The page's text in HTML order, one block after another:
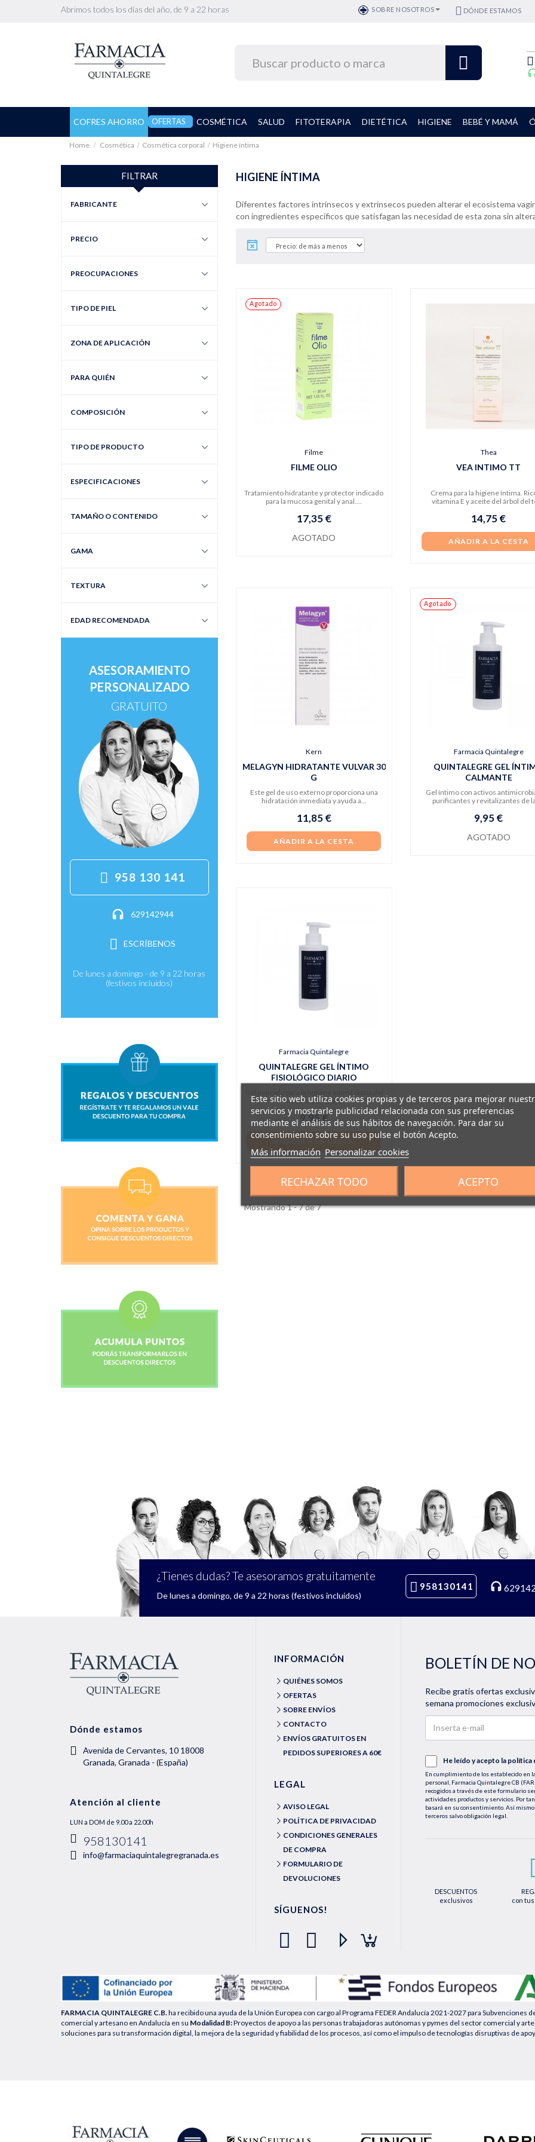
Abrimos todos los días del año, de 9 a 22 horas SOBRE NOSOTROS DÓNDE ESTAMOS
COFRES AHORRO OFERTAS COSMÉTICA SALUD FITOTERAPIA DIETÉTICA HIGIENE BEBÉ Y MAMÁ
Home Cosmética Cosmética corporal Higiene íntima
FILTRAR
FABRICANTE
PRECIO
PREOCUPACIONES
TIPO DE PIEL
ZONA DE APLICACIÓN
PARA QUIÉN
COMPOSICIÓN
TIPO DE PRODUCTO
ESPECIFICACIONES
TAMAÑO O CONTENIDO
GAMA
TEXTURA
EDAD RECOMENDADA
ASESORAMIENTO
PERSONALIZADO
GRATUITO
958 130 141
629142944
ESCRÍBENOS
De lunes a domingo - de 9 a 22 horas
(festivos incluidos)
HIGIENE ÍNTIMA
Diferentes factores intrínsecos y extrínsecos pueden alterar el ecosistema
con ingredientes específicos que satisfagan las necesidad de esta zona sin
Agotado
Filme
FILME OLIO
Tratamiento hidratante y protector indicado
para la mucosa genital y anal....
17,35 €
AGOTADO
Thea
VEA INTIMO TT
Crema para la higiene íntima.
vitamina E y aceite del árbol del
14,75 €
AÑADIR A LA CESTA
Kern
MELAGYN HIDRATANTE VULVAR 30
G
Este gel de uso externo proporciona una
hidratación inmediata y ayuda a...
11,85 €
AÑADIR A LA CESTA
Agotado
Farmacia Quintalegre
QUINTALEGRE GEL
CALMANTE
Gel íntimo con activos
purificantes y revitalizantes de
9,95 €
AGOTADO
Farmacia Quintalegre
QUINTALEGRE GEL ÍNTIMO
FISIOLÓGICO DIARIO
hombre y la mujer.
9,95 €
Mostrando 1 - 7 de 7
¿Tienes dudas? Te asesoramos gratuitamente
De lunes a domingo, de 9 a 22 horas (festivos incluidos)
958130141
Dónde estamos
Avenida de Cervantes, 10 18008
Granada, Granada - (España)
Atención al cliente
LUN a DOM de 9.00 a 22.00h
958130141
info@farmaciaquintalegregranada.es
INFORMACIÓN
QUIÉNES SOMOS
OFERTAS
SOBRE ENVÍOS
CONTACTO
ENVÍOS GRATUITOS EN
PEDIDOS SUPERIORES A 60€
LEGAL
AVISO LEGAL
POLÍTICA DE PRIVACIDAD
CONDICIONES GENERALES
DE COMPRA
FORMULARIO DE
DEVOLUCIONES
SÍGUENOS!
BOLETÍN DE
Recibe gratis ofertas
semana promociones
He leído y acepto la política
En cumplimiento de los establecido en
personal, Farmacia Quintalegre CB
recogidos a través de este formulario
actividades productos y servicios. Por
basará en su consentimiento. Así
terceros salvo obligación legal.
le asisten a través de la dirección de
DESCUENTOS
exclusivos
con
FARMACIA QUINTALEGRE C.B. ha recibido una ayuda de la Unión Europea con cargo al Programa FEDER Andalucía 2021-2027 para
comercial y artesano en Andalucía en su Modalidad B:Proyectos de apoyo a las personas trabajadoras autónomas y pymes del sector comercial y
soluciones para su transformación digital, la mejora de la seguridad y fiabilidad de los procesos, así como el impulso de tecnologías disruptivas de
Este sitio web utiliza cookies propias y de terceros para mejorar
servicios y mostrarle publicidad relacionada con sus preferencias
mediante el análisis de sus hábitos de navegación. Para dar su
consentimiento sobre su uso pulse el botón Acepto.
Más información Personalizar cookies
RECHAZAR TODO ACEPTO